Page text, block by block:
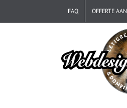
naar
FAQ OFFERTE